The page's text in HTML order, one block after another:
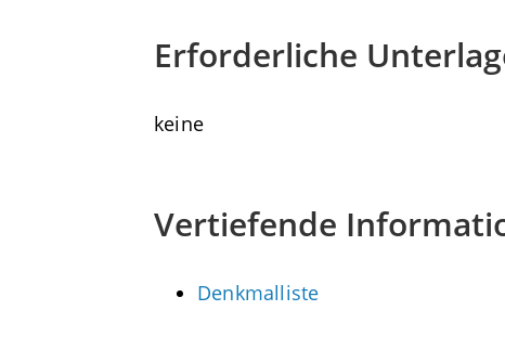
Erforderliche
keine
Vertiefende
Denkmalliste